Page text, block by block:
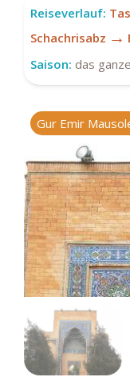
Reiseverlauf:
Schachrisabz →
Saison: das
Gur Emir